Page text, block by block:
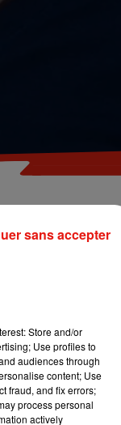
Musique
Store and/or
Use profiles to
audiences through
content; Use
fraud, and fix errors;
process personal
actively
sans accepter